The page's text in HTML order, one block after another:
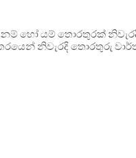
හෝ යම් තොරතුරක්
නිවැරදි තොරතුරු